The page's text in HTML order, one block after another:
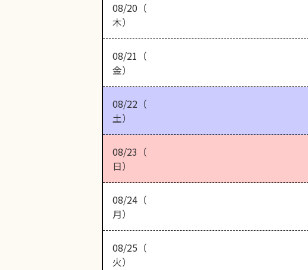
08/20（
木）
08/21（
金）
08/22（
土）
08/23（
日）
08/24（
月）
08/25（
火）